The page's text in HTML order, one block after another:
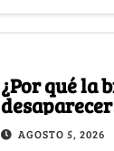
¿Por qué la
Colombia
AGOSTO 5, 2026